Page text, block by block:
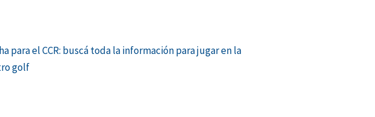
para el CCR: buscá toda la información para jugar en la
golf